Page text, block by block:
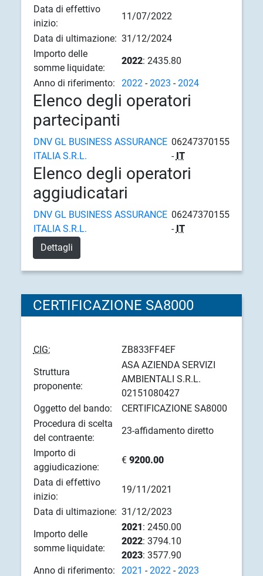
Data di effettivo
inizio:
11/07/2022
Data di ultimazione: 31/12/2024
Importo delle
somme liquidate:
2022: 2435.80
Anno di riferimento:
2022-2023 -2024
Elenco degli operatori
partecipanti
DNV GL BUSINESS ASSURANCE
ITALIA S.R.L.
06247370155
- IT
Elenco degli operatori
aggiudicatari
DNV GL BUSINESS ASSURANCE
ITALIA S.R.L.
06247370155
- IT
Dettagli
CERTIFICAZIONE SA8000
CIG:
ZB833FF4EF
Struttura
proponente:
ASA AZIENDA SERVIZI
AMBIENTALI S.R.L.
02151080427
Oggetto del bando:
CERTIFICAZIONE SA8000
Procedura di scelta
del contraente:
23-affidamento diretto
Importo di
aggiudicazione:
€ 9200.00
Data di effettivo
inizio:
19/11/2021
Data di ultimazione: 31/12/2023
Importo delle
somme liquidate:
2021: 2450.00
2022: 3794.10
2023: 3577.90
Anno di riferimento:
2021 -2022-2023